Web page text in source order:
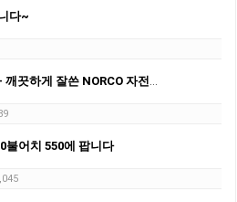
다~
자전거 150달러팝니다(조미료공짜로드립니다 오픈채팅 링크로)
불어치 550에 팝니다